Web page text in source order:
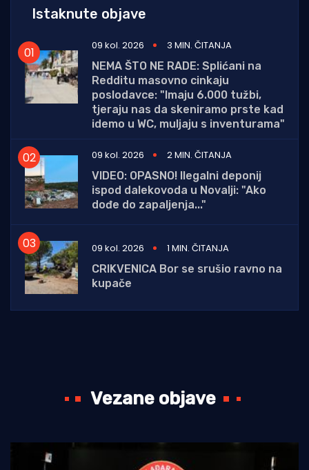
Istaknute objave
09 kol. 2026
3 MIN. ČITANJA
NEMA ŠTO NE RADE: Splićani na
Redditu masovno cinkaju
poslodavce: "Imaju 6.000 tužbi,
tjeraju nas da skeniramo prste kad
idemo u WC, muljaju s inventurama"
09 kol. 2026
2 MIN. ČITANJA
VIDEO: OPASNO! Ilegalni deponij
ispod dalekovoda u Novalji: "Ako
dođe do zapaljenja..."
09 kol. 2026
1 MIN. ČITANJA
CRIKVENICA Bor se srušio ravno na
kupače
Vezane objave